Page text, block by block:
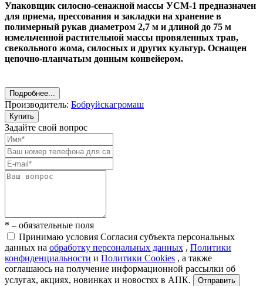
Упаковщик силосно-сенажной массы УСМ-1 предназначен
для приема, прессования и закладки на хранение в
полимерный рукав диаметром 2,7 м и длиной до 75 м
измельченной растительной массы провяленных трав,
свекольного жома, силосных и других культур. Оснащен
цепочно-планчатым донным конвейером.
Подробнее...
Производитель: Бобруйскагромаш
Купить
Задайте свой вопрос
* – обязательные поля
Принимаю условия Согласия субъекта персональных
данных на обработку персональных данных , Политики
конфиденциальности и Политики Cookies , а также
соглашаюсь на получение информационной рассылки об
услугах, акциях, новинках и новостях в АПК.
Отправить